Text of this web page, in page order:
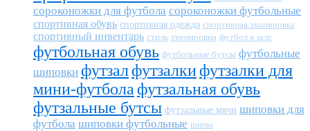
сороконожки для футбола сороконожки футбольные
спортивная обувь спортивная одежда спортивная экипировка
спортивный инвентарь стиль тренировки футбол в зале
футбольная обувь футбольные бутсы футбольные
шиповки футзалфутзалкифутзалки для
мини-футбола футзальная обувь
футзальные бутсы футзальные мячи шиповки для
футбола шиповки футбольные шипы